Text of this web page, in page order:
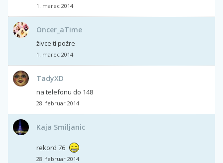
1. marec 2014
Oncer_aTime
živce ti požre
1. marec 2014
TadyXD
na telefonu do 148
28. februar 2014
Kaja Smiljanic
rekord 76
28. februar 2014